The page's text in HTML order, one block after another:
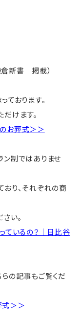
新書 掲載）
おります。
けます。
お葬式＞＞
ン制ではありませ
り、それぞれの商
い。
ているの？｜日比谷
の記事もご覧くだ
＞＞